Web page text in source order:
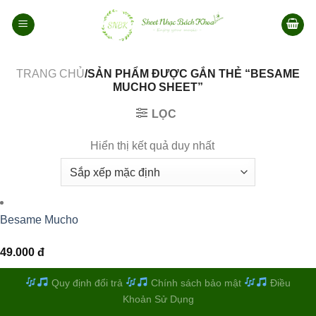
qua
TRANG CHỦ/SẢN PHẨM ĐƯỢC GẮN THẺ “BESAME
MUCHO SHEET”
LỌC
Hiển thị kết quả duy nhất
Besame Mucho
49.000 đ
Quy định đổi trả Chính sách bảo mật
Điều
Khoản Sử Dụng